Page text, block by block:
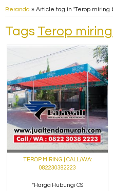
Beranda » Article tag in 'Terop miring
Tags Terop
TEROP MIRING | CALL/WA:
082230382223
*Harga Hubungi CS